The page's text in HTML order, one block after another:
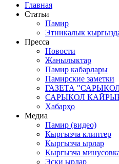
Главная
Статьи
Памир
Этникалык
Пресса
Новости
Жанылыктар
Памир кабарлары
Памирские заметки
ГАЗЕТА
САРЫКОЛ
Хабарҳо
Медиа
Памир (видео)
Кыргызча клиптер
Кыргызча ырлар
Кыргызча
Эски ырлар